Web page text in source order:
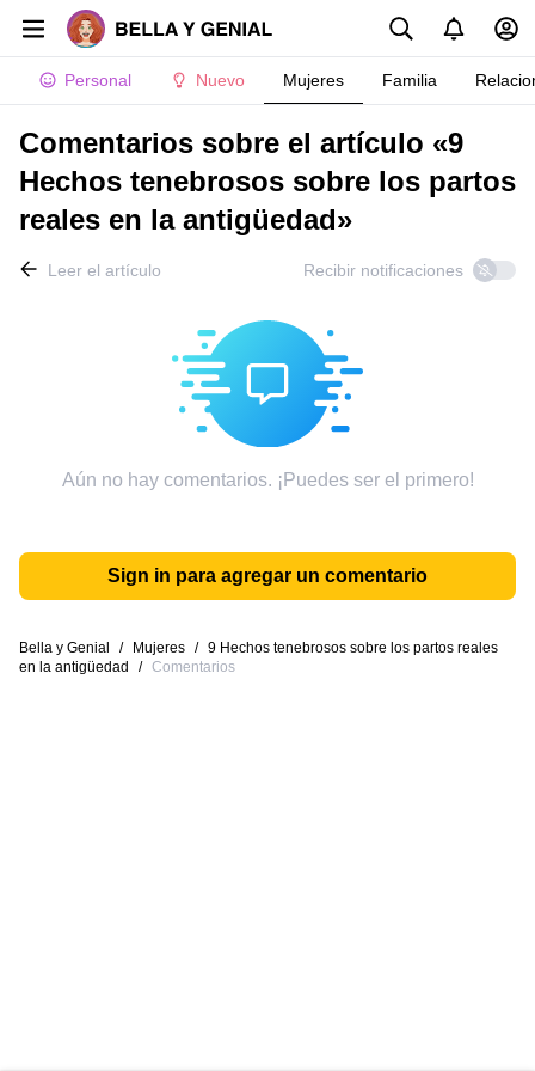
Personal Nuevo Mujeres Familia
Comentarios sobre el artículo «9
Hechos tenebrosos sobre los partos
reales en la antigüedad»
Leer el artículo Recibir notificaciones
Aún no hay comentarios. ¡Puedes ser el primero!
Sign in para agregar un comentario
Bella y Genial / Mujeres / 9 Hechos tenebrosos sobre los partos reales
en la antigüedad
/ Comentarios